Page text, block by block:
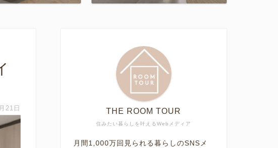
21日
住みたい暮らしを叶えるWebメディア
THE ROOM TOUR
月間1,000万回見られる暮らしのSNSメ